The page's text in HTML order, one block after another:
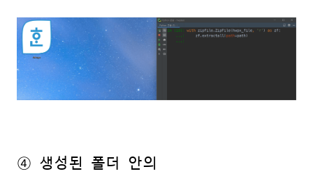
④ 생성된 폴더 안의